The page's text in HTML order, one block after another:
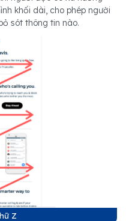
khối dài, cho phép người
sót thông tin nào.
Z